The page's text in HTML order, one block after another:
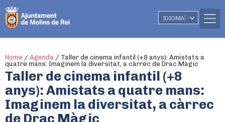
IDIOMA ▼
Home / Agenda / Taller de cinema infantil (+8 anys): Amistats a
quatre mans: Imaginem la diversitat, a càrrec de Drac Màgic
Taller de cinema infantil (+8
anys): Amistats a quatre mans:
Imaginem la diversitat, a càrrec
de Drac Màgic